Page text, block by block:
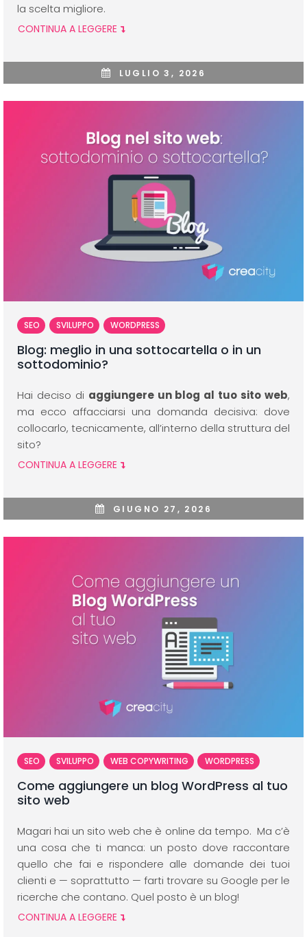
la scelta migliore.
CONTINUA A LEGGERE
LUGLIO 3, 2026
SEO SVILUPPO WORDPRESS
Blog: meglio in una sottocartella o in un
sottodominio?
Hai deciso di aggiungere un blog al tuo sito web,
ma ecco affacciarsi una domanda decisiva: dove
collocarlo, tecnicamente, all’interno della struttura del
sito?
CONTINUA A LEGGERE
GIUGNO 27, 2026
SEO SVILUPPO WEB COPYWRITING WORDPRESS
Come aggiungere un blog WordPress al tuo
sito web
Magari hai un sito web che è online da tempo. Ma c’è
una cosa che ti manca: un posto dove raccontare
quello che fai e rispondere alle domande dei tuoi
clienti e — soprattutto — farti trovare su Google per le
ricerche che contano. Quel posto è un blog!
CONTINUA A LEGGERE